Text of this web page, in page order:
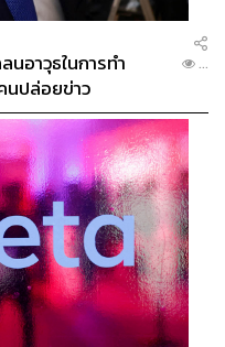
อาวุธในการทำ
นปล่อยข่าว
...